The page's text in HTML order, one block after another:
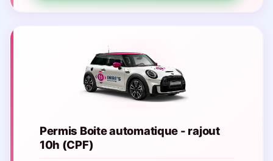
Permis Boite automatique - rajout
10h (CPF)